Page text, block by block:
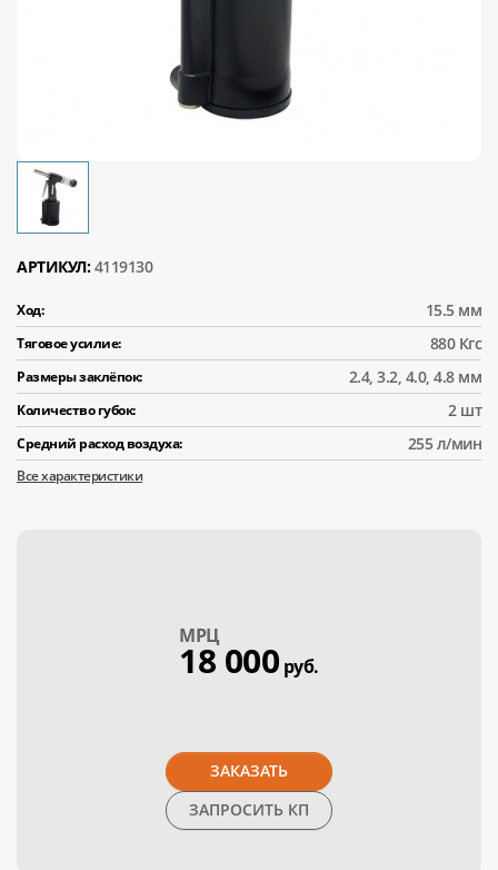
АРТИКУЛ: 4119130
Ход: 15.5 мм
Тяговое усилие: 880 Кгс
Размеры заклёпок: 2.4, 3.2, 4.0, 4.8 мм
Количество губок: 2 шт
Средний расход воздуха: 255 л/мин
Все характеристики
МPЦ
18 000 руб.
ЗАКАЗАТЬ
ЗАПРОСИТЬ КП